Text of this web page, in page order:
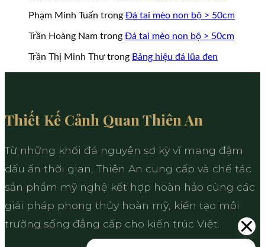
Phạm Minh Tuấn trong Đá tai mèo non bộ > 50cm
Trần Hoàng Nam trong Đá tai mèo non bộ > 50cm
Trần Thị Minh Thưtrong Bảng hiệu đá lũa đen
Thiết Kế Cảnh Quan Thiên An
Từ những khối đá nguyên sơ kỳ vĩ mang đậm
dấu ấn thời gian, Thiên An cung cấp và chế tác
sản phẩm mỹ nghệ kết hợp hoàn hảo cùng các
giải pháp phong thủy hoàn mỹ, kiến tạo môi
trường sống đẳng cấp cho kiến trúc Việt.